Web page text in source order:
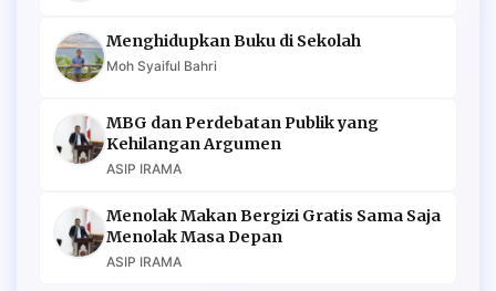
Menghidupkan Buku di Sekolah
Moh Syaiful Bahri
MBG dan Perdebatan Publik yang
Kehilangan Argumen
ASIP IRAMA
Menolak Makan Bergizi Gratis Sama Saja
Menolak Masa Depan
ASIP IRAMA